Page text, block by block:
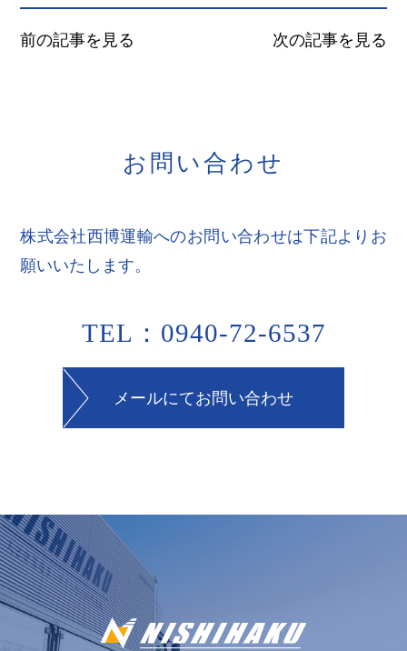
前の記事を見る 次の記事を見る
お 問 い合わせ
株式会社西博運輸へのお問い合わせは下記よりお
願いいたします。
TEL：0940-72-6537
メールにてお問い合わせ